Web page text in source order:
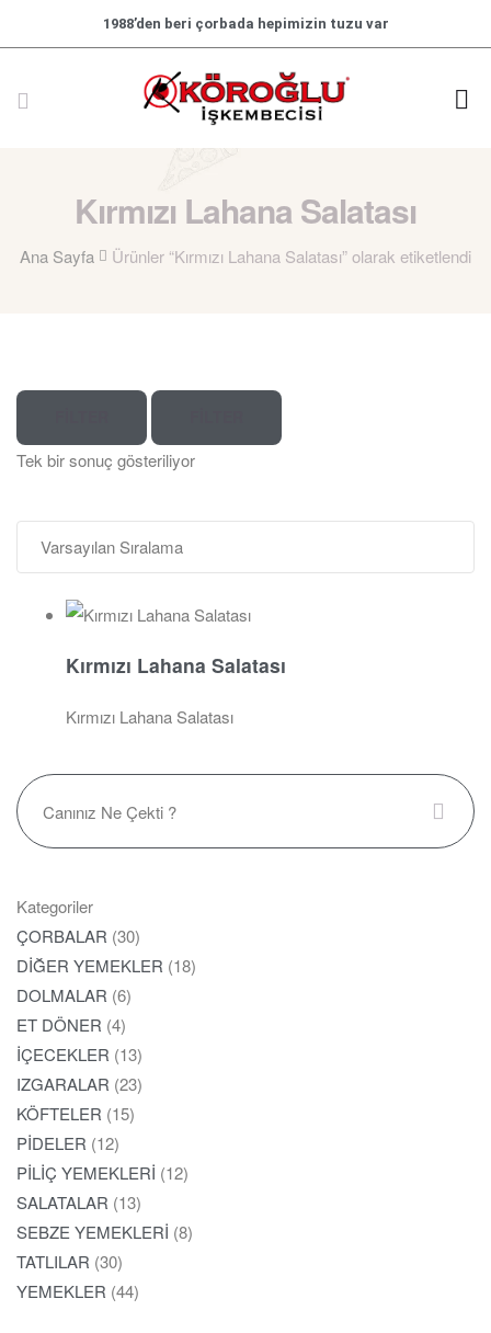
1988’den beri çorbada hepimizin tuzu var
Kırmızı Lahana Salatası
Ana Sayfa Ürünler “Kırmızı Lahana Salatası” olarak etiketlendi
Tek bir sonuç gösteriliyor
Kırmızı Lahana Salatası
Kırmızı Lahana Salatası
Kategoriler
ÇORBALAR (30)
DİĞER YEMEKLER (18)
DOLMALAR (6)
ET DÖNER (4)
İÇECEKLER (13)
IZGARALAR (23)
KÖFTELER (15)
PİDELER (12)
PİLİÇ YEMEKLERİ (12)
SALATALAR (13)
SEBZE YEMEKLERİ (8)
TATLILAR (30)
YEMEKLER (44)